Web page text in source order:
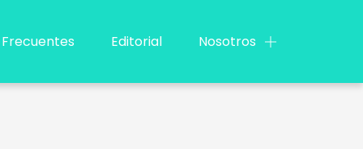
Editorial Nosotros